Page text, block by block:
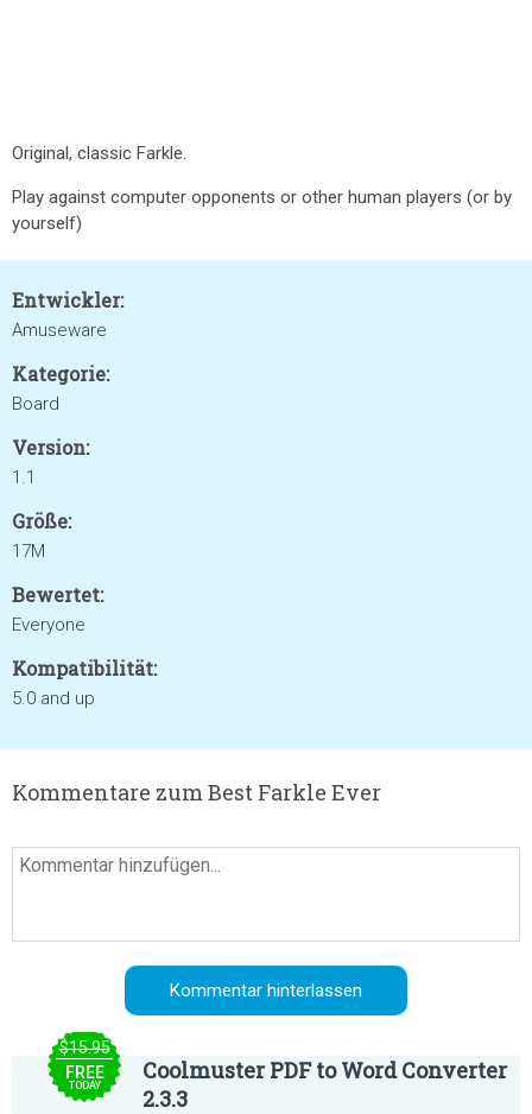
Original, classic Farkle.
Play against computer opponents or other human players (or by
yourself)
Entwickler:
Amuseware
Kategorie:
Board
Version:
1.1
Größe:
17M
Bewertet:
Everyone
Kompatibilität:
5.0 and up
Kommentare zum Best Farkle Ever
$15.95
FREE
TODAY
Coolmuster PDF to Word Converter
2.3.3